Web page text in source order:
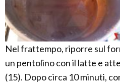
Nel frattempo, riporre sul
un pentolino con il latte e
(15). Dopo circa 10 minuti,